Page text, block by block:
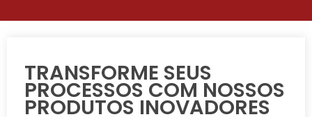
TRANSFORME SEUS
PROCESSOS COM NOSSOS
PRODUTOS INOVADORES